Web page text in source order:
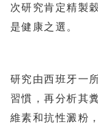
次研究肯定精製
是健康之選。
研究由西班牙一
習慣，再分析其
維素和抗性澱粉